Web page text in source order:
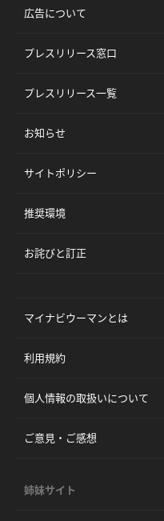
広告について
プレスリリース窓口
プレスリリース一覧
お知らせ
サイトポリシー
推奨環境
お詫びと訂正
マイナビウーマンとは
利用規約
個人情報の取扱いについて
ご意見・ご感想
姉妹サイト